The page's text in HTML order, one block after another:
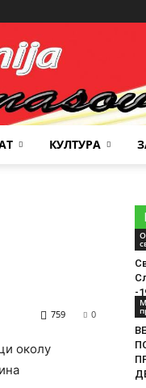
КУЛТУРА
0
759
околу
-